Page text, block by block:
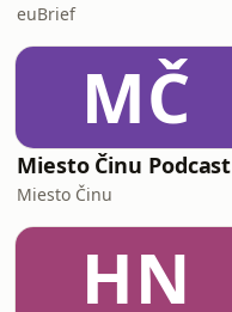
euBrief
MČ
Miesto Činu Podcast
Miesto Činu
HN